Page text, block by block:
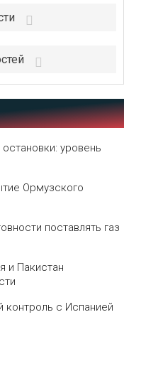
уровень
Ормузского
поставлять газ
и Пакистан
контроль с Испанией